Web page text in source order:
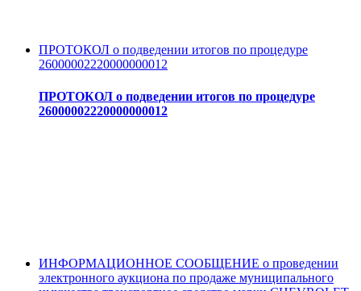
ПРОТОКОЛ о подведении итогов по процедуре
26000002220000000012
ПРОТОКОЛ о подведении итогов по процедуре
26000002220000000012
ИНФОРМАЦИОННОЕ СООБЩЕНИЕ о проведении
электронного аукциона по продаже муниципального